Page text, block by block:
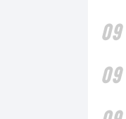
09
09